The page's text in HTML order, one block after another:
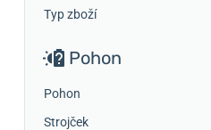
Typ zboží
Pohon
Pohon
Strojček